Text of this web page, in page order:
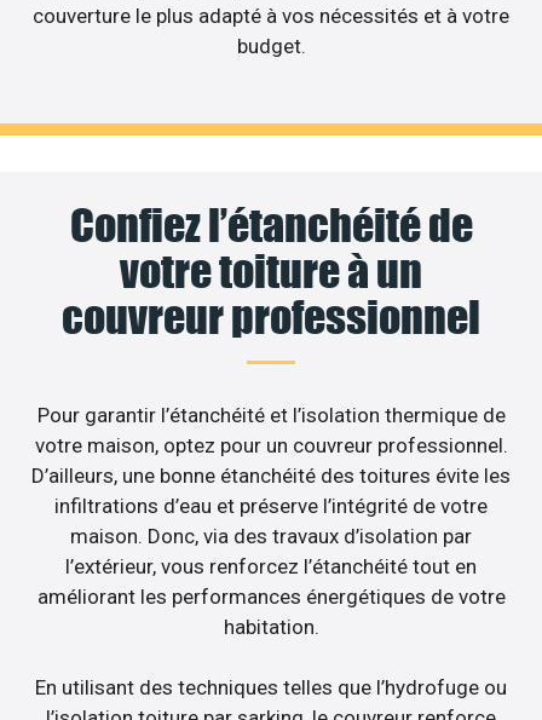
couverture le plus adapté à vos nécessités et à votre
budget.
Confiez l’étanchéité de
votre toiture à un
couvreur professionnel
Pour garantir l’étanchéité et l’isolation thermique de
votre maison, optez pour un couvreur professionnel.
D’ailleurs, une bonne étanchéité des toitures évite les
infiltrations d’eau et préserve l’intégrité de votre
maison. Donc, via des travaux d’isolation par
l’extérieur, vous renforcez l’étanchéité tout en
améliorant les performances énergétiques de votre
habitation.
En utilisant des techniques telles que l’hydrofuge ou